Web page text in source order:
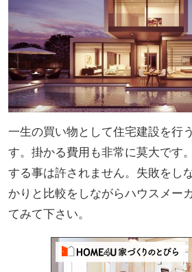
一生の買い物として住宅建設を行
す。掛かる費用も非常に莫大です
する事は許されません。失敗をし
かりと比較をしながらハウスメー
てみて下さい。